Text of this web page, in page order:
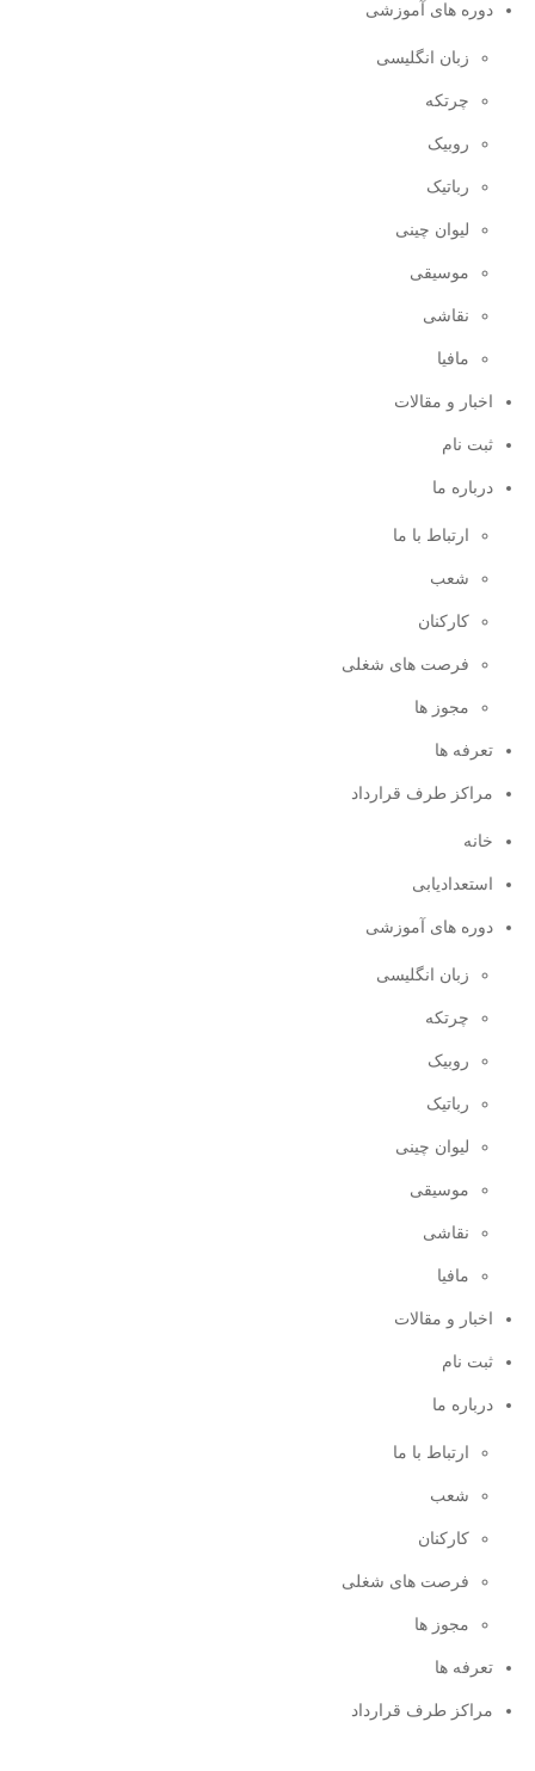
دوره های آموزشی
زبان انگلیسی
چرتکه
روبیک
رباتیک
لیوان چینی
موسیقی
نقاشی
مافیا
اخبار و مقالات
ثبت نام
درباره ما
ارتباط با ما
شعب
کارکنان
فرصت های شغلی
مجوز ها
تعرفه ها
مراکز طرف قرارداد
خانه
استعدادیابی
دوره های آموزشی
زبان انگلیسی
چرتکه
روبیک
رباتیک
لیوان چینی
موسیقی
نقاشی
مافیا
اخبار و مقالات
ثبت نام
درباره ما
ارتباط با ما
شعب
کارکنان
فرصت های شغلی
مجوز ها
تعرفه ها
مراکز طرف قرارداد